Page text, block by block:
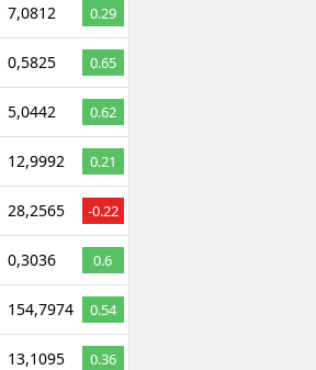
7,0812 0.29
0,5825 0.65
5,0442 0.62
12,9992 0.21
28,2565 -0.22
0,3036 0.6
154,7974 0.54
13,1095 0.36